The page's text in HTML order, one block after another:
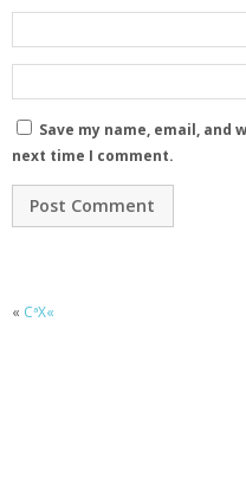
Save my name, email,
next time I comment.
« CªX«